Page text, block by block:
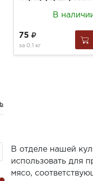
В
75
за 0.1 кг
В отделе нашей
использовать для
мясо,